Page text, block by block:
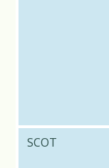
SCOT